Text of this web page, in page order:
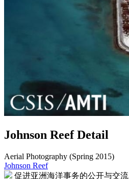
Johnson Reef Detail
Aerial Photography (Spring 2015)
文
Johnson Reef
促进亚洲海洋事务的公开与交流